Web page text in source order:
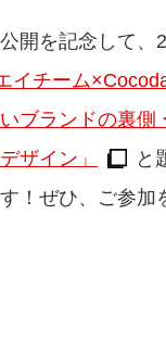
開を記念して、
イチーム
ブランドの裏側
ザイン」
と
！ぜひ、ご参加